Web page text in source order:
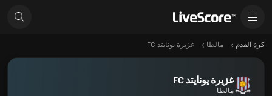
كرة القدم مالطا غزيرة يونايتد FC
غزيرة يونايتد FC
مالطا